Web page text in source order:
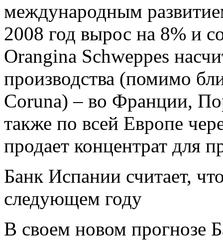
международным
2008 год вырос на 8% и
Orangina Schweppes
производства (помимо
Coruna) – во Франции,
также по всей Европе
продает концентрат для
Банк Испании считает,
следующем году
В своем новом прогнозе